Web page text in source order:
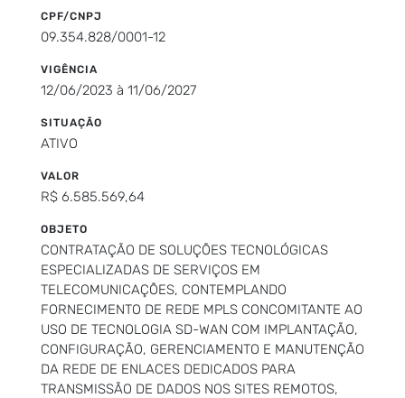
CPF/CNPJ
09.354.828/0001-12
VIGÊNCIA
12/06/2023 à 11/06/2027
SITUAÇÃO
ATIVO
VALOR
R$ 6.585.569,64
OBJETO
CONTRATAÇÃO DE SOLUÇÕES TECNOLÓGICAS
ESPECIALIZADAS DE SERVIÇOS EM
TELECOMUNICAÇÕES, CONTEMPLANDO
FORNECIMENTO DE REDE MPLS CONCOMITANTE AO
USO DE TECNOLOGIA SD-WAN COM IMPLANTAÇÃO,
CONFIGURAÇÃO, GERENCIAMENTO E MANUTENÇÃO
DA REDE DE ENLACES DEDICADOS PARA
TRANSMISSÃO DE DADOS NOS SITES REMOTOS,